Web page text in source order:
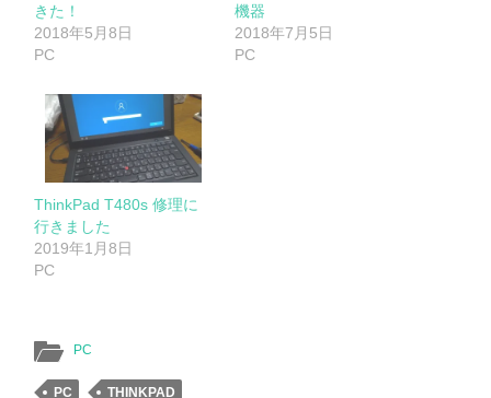
きた！
2018年5月8日
PC
機器
2018年7月5日
PC
ThinkPad T480s 修理に
行きました
2019年1月8日
PC
PC
PC THINKPAD